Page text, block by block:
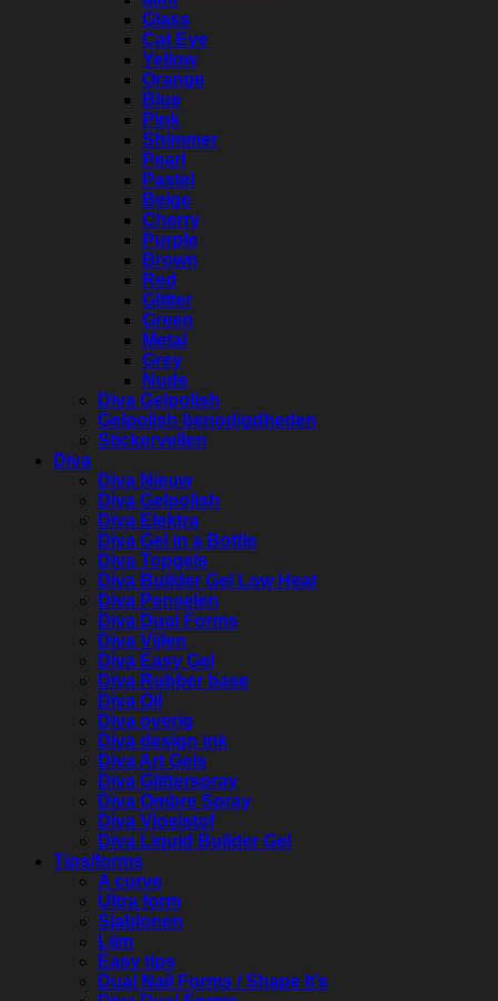
Glass
Cat Eye
Yellow
Orange
Blue
Pink
Shimmer
Pearl
Pastel
Beige
Cherry
Purple
Brown
Red
Glitter
Green
Metal
Grey
Nude
Diva Gelpolish
Gelpolish benodigdheden
Stickervellen
Diva
Diva Nieuw
Diva Gelpolish
Diva Elektra
Diva Gel in a Bottle
Diva Topgels
Diva Builder Gel Low Heat
Diva Penselen
Diva Dual Forms
Diva Vijlen
Diva Easy Gel
Diva Rubber base
Diva Oil
Diva overig
Diva design ink
Diva Art Gels
Diva Glitterspray
Diva Ombre Spray
Diva Vloeistof
Diva Liquid Builder Gel
Tips/forms
A curve
Ultra form
Sjablonen
Lijm
Easy tips
Dual Nail Forms / Shape It’s